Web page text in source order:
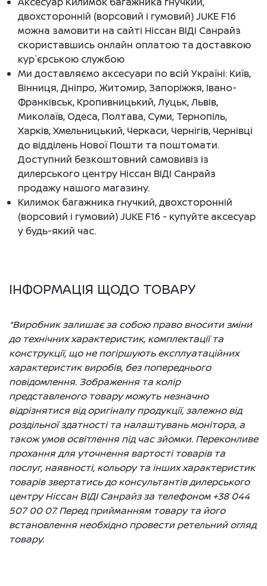
двохсторонній (ворсовий і гумовий) JUKE F16
можна замовити на сайті Ніссан ВІДІ Санрайз
скориставшись онлайн оплатою та доставкою
кур`єрською службою
Ми доставляємо аксесуари по всій Україні: Київ,
Вінниця, Дніпро, Житомир, Запоріжжя, Івано-
Франківськ, Кропивницький, Луцьк, Львів,
Миколаїв, Одеса, Полтава, Суми, Тернопіль,
Харків, Хмельницький, Черкаси, Чернігів, Чернівці
до відділень Нової Пошти та поштомати.
Доступний безкоштовний самовивіз із
дилерського центру Ніссан ВІДІ Санрайз
продажу нашого магазину.
Килимок багажника гнучкий, двохсторонній
(ворсовий і гумовий) JUKE F16 - купуйте аксесуар
у будь-який час.
ІНФОРМАЦІЯ ЩОДО ТОВАРУ
*Виробник залишає за собою право вносити зміни
до технічних характеристик, комплектації та
конструкції, що не погіршують експлуатаційних
характеристик виробів, без попереднього
повідомлення. Зображення та колір
представленого товару можуть незначно
відрізнятися від оригіналу продукції, залежно від
роздільної здатності та налаштувань монітора, а
також умов освітлення під час зйомки. Переконливе
прохання для уточнення вартості товарів та
послуг, наявності, кольору та інших характеристик
товарів звертатись до консультантів дилерського
центру Ніссан ВІДІ Санрайз за телефоном +38 044
507 00 07. Перед прийманням товару та його
встановлення необхідно провести ретельний огляд
товару.